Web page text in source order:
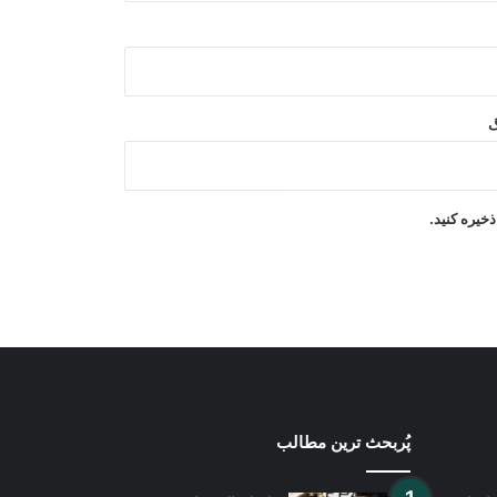
لبنان
تنگه هرمز
کنید.
پُربحث ترین مطالب